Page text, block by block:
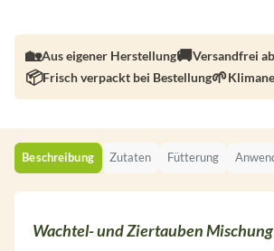
Aus eigener Herstellung
Versandfrei
Frisch verpackt bei Bestellung
Beschreibung Zutaten Fütterung
Wachtel- und Ziertauben Mischung